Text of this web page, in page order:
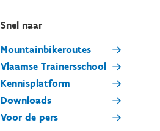
Snel naar
Mountainbikeroutes
Vlaamse Trainersschool
Kennisplatform
Downloads
Voor de pers